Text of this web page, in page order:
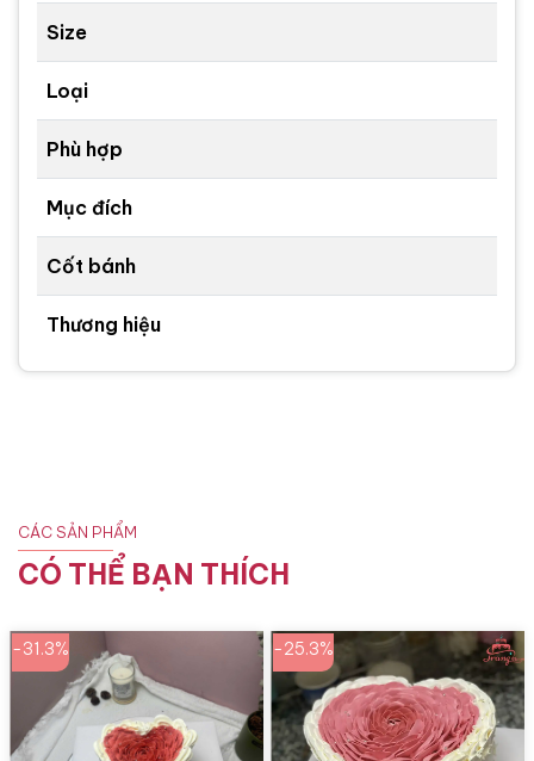
Size
Loại
Phù hợp
Mục đích
Cốt bánh
Thương hiệu
CÁC SẢN PHẨM
CÓ THỂ BẠN THÍCH
-31.3% -25.3%